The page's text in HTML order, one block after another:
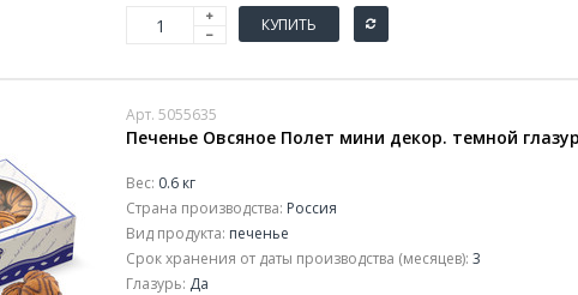
КУПИТЬ
Арт. 5055635
Печенье Овсяное Полет мини декор. темной
Вес: 0.6 кг
Страна производства: Россия
Вид продукта: печенье
Срок хранения от даты производства (месяцев): 3
Глазурь: Да